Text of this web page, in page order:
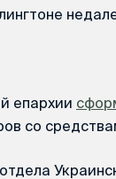
епархии
со